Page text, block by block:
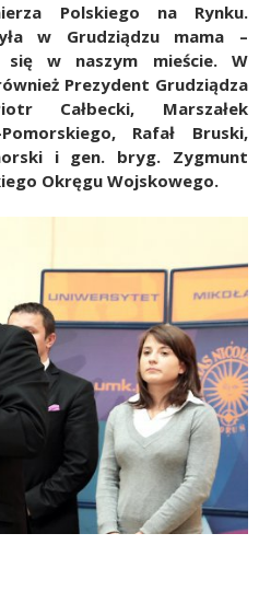
Polskiego na Rynku.
w Grudziądzu mama –
się w naszym mieście. W
Prezydent Grudziądza
Całbecki, Marszałek
Rafał Bruski,
i gen. bryg. Zygmunt
Okręgu Wojskowego.